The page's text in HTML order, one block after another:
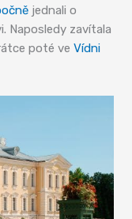
jednali o
Naposledy zavítala
poté veVídni